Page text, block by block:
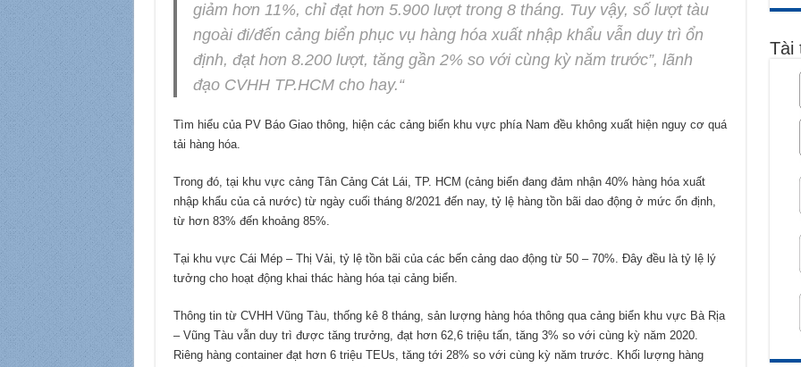
giảm hơn 11%, chỉ đạt hơn 5.900 lượt trong 8 tháng. Tuy vậy, số lượt tàu
ngoài đi/đến cảng biển phục vụ hàng hóa xuất nhập khẩu vẫn duy trì ổn
định, đạt hơn 8.200 lượt, tăng gần 2% so với cùng kỳ năm trước”, lãnh
đạo CVHH TP.HCM cho hay.“
Tìm hiểu của PV Báo Giao thông, hiện các cảng biển khu vực phía Nam đều không xuất hiện nguy cơ quá
tải hàng hóa.
Trong đó, tại khu vực cảng Tân Cảng Cát Lái, TP. HCM (cảng biển đang đảm nhận 40% hàng hóa xuất
nhập khẩu của cả nước) từ ngày cuối tháng 8/2021 đến nay, tỷ lệ hàng tồn bãi dao động ở mức ổn định,
từ hơn 83% đến khoảng 85%.
Tại khu vực Cái Mép – Thị Vải, tỷ lệ tồn bãi của các bến cảng dao động từ 50 – 70%. Đây đều là tỷ lệ lý
tưởng cho hoạt động khai thác hàng hóa tại cảng biển.
Thông tin từ CVHH Vũng Tàu, thống kê 8 tháng, sản lượng hàng hóa thông qua cảng biển khu vực Bà Rịa
– Vũng Tàu vẫn duy trì được tăng trưởng, đạt hơn 62,6 triệu tấn, tăng 3% so với cùng kỳ năm 2020.
Riêng hàng container đạt hơn 6 triệu TEUs, tăng tới 28% so với cùng kỳ năm trước. Khối lượng hàng
Tài